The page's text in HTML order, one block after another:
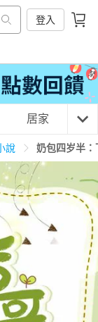
登入
民生用品
情趣用品
居家 3C
說 奶包四岁半